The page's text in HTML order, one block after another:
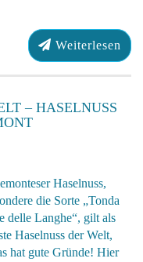
Weiterlesen
– HASELNUSS
Haselnuss,
die Sorte „Tonda
delle Langhe“, gilt als
Haselnuss der Welt,
hat gute Gründe! Hier